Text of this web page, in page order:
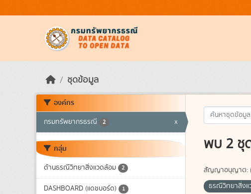
ชุดข้อมูล
องค์กร
กรมทรัพยากรธรณี 2 x
กลุ่ม
ด้านธรณีวิทยาสิ่งแวดล้อม 2
DASHBOARD (แดชบอร์ด) 1
พบ 2 ชุ
สัญญาอนุญาต:
ธรณีวิทยาสิ่งแ